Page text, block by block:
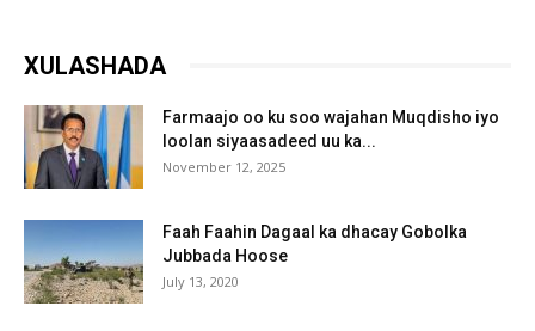
XULASHADA
Farmaajo oo ku soo wajahan Muqdisho iyo
loolan siyaasadeed uu ka...
November 12, 2025
Faah Faahin Dagaal ka dhacay Gobolka
Jubbada Hoose
July 13, 2020